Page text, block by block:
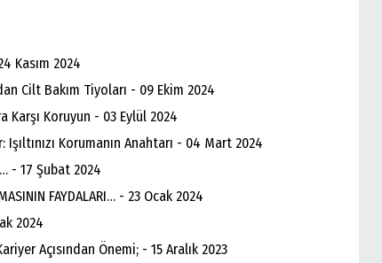
Kasım 2024
Cilt Bakım Tiyoları - 09 Ekim 2024
Karşı Koruyun - 03 Eylül 2024
Korumanın Anahtarı - 04 Mart 2024
- 17 Şubat 2024
FAYDALARI… - 23 Ocak 2024
2024
Açısından Önemi; - 15 Aralık 2023